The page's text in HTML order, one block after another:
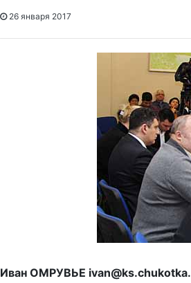
26 января 2017
Иван ОМРУВЬЕ